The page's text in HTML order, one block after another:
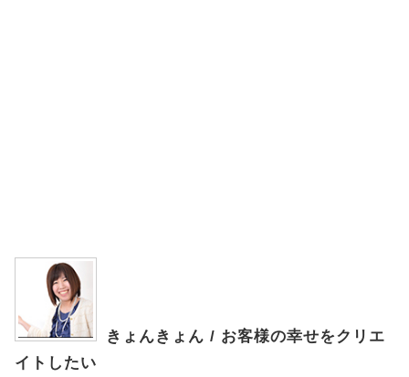
きょんきょん / お客様の幸せをクリエ
イトしたい